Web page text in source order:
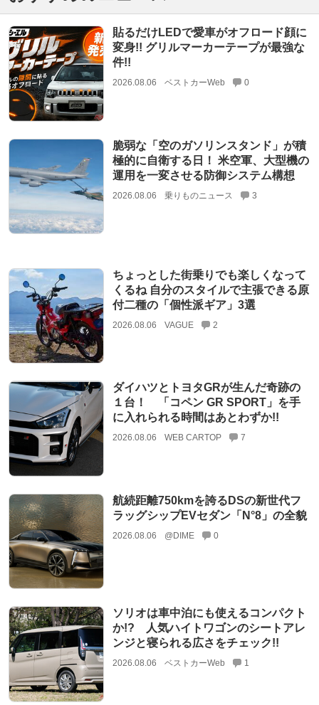
貼るだけLEDで愛車がオフロード顔に
変身!! グリルマーカーテープが最強な
件!!
2026.08.06 ベストカーWeb 0
脆弱な「空のガソリンスタンド」が積
極的に自衛する日！ 米空軍、大型機の
運用を一変させる防御システム構想
2026.08.06 乗りものニュース 3
ちょっとした街乗りでも楽しくなって
くるね 自分のスタイルで主張できる原
付二種の「個性派ギア」3選
2026.08.06 VAGUE 2
ダイハツとトヨタGRが生んだ奇跡の
１台！ 「コペン GR SPORT」を手
に入れられる時間はあとわずか!!
2026.08.06 WEB CARTOP 7
航続距離750kmを誇るDSの新世代フ
ラッグシップEVセダン「N°8」の全貌
2026.08.06 @DIME 0
ソリオは車中泊にも使えるコンパクト
か!? 人気ハイトワゴンのシートアレ
ンジと寝られる広さをチェック!!
2026.08.06 ベストカーWeb 1